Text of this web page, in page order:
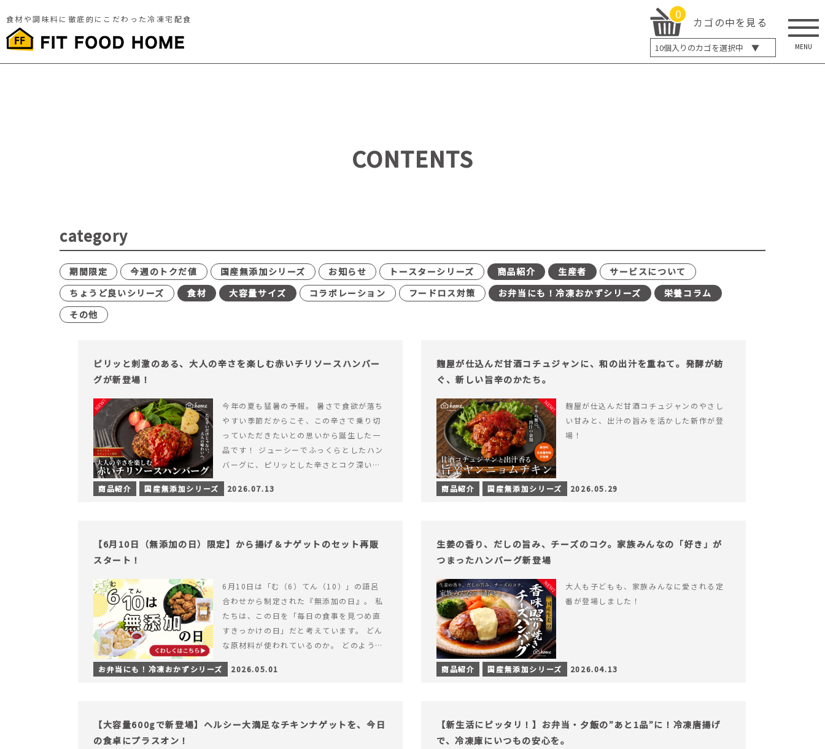
食材や調味料に徹底的にこだわった冷凍宅配食 0
カゴの中を見る
10個入りのカゴを選択中 ▼
5個入り
MENU
CONTENTS
category
期間限定 今週のトクだ値 国産無添加シリーズ お知らせ トースターシリーズ 商品紹介 生産者
サービスについて
ちょうど良いシリーズ
食材 大容量サイズ コラボレーション フードロス対策 お弁当にも！冷凍おかずシリーズ
栄養コラム
その他
ピリッと刺激のある、大人の辛さを楽しむ赤いチリソースハンバー
グが新登場！
今年の夏も猛暑の予報。 暑さで食欲が落ち
やすい季節だからこそ、この辛さで乗り切
っていただきたいとの思いから誕生した一
品です！ ジューシーでふっくらとしたハン
バーグに、ピリッとした辛さとコク深い旨
みが楽しめる特製チリソース&hellip; 続き
を読む ピリッと刺激のある、大人の辛さを
商品紹介 国産無添加シリーズ 2026.07.13
麹屋が仕込んだ甘酒コチュジャンに、和の出汁を重ねて。発酵が紡
ぐ、新しい旨辛のかたち。
麹屋が仕込んだ甘酒コチュジャンのやさし
い甘みと、出汁の旨みを活かした新作が登
場！
商品紹介 国産無添加シリーズ 2026.05.29
【6月10日（無添加の日）限定】から揚げ＆ナゲットのセット再販
スタート！
6月10日は「む（6）てん（10）」の語呂
合わせから制定された『無添加の日』。 私
たちは、この日を「毎日の食事を見つめ直
すきっかけの日」だと考えています。 どん
な原材料が使われているのか。 どのように
つくられているのか。&hellip; 続きを読む
【6月10日（無添加の日）限定】から揚げ
お弁当にも！冷凍おかずシリーズ 2026.05.01
生姜の香り、だしの旨み、チーズのコク。家族みんなの「好き」が
つまったハンバーグ新登場
大人も子どもも、家族みんなに愛される定
番が登場しました！
商品紹介 国産無添加シリーズ 2026.04.13
【大容量600gで新登場】ヘルシー大満足なチキンナゲットを、今日
の食卓にプラスオン！
【新生活にピッタリ！】お弁当・夕飯の”あと1品”に！冷凍唐揚げ
で、冷凍庫にいつもの安心を。